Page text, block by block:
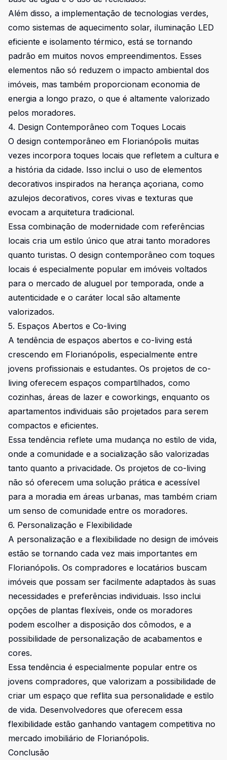
Além disso, a implementação de tecnologias verdes,
como sistemas de aquecimento solar, iluminação LED
eficiente e isolamento térmico, está se tornando
padrão em muitos novos empreendimentos. Esses
elementos não só reduzem o impacto ambiental dos
imóveis, mas também proporcionam economia de
energia a longo prazo, o que é altamente valorizado
pelos moradores.
4. Design Contemporâneo com Toques Locais
O design contemporâneo em Florianópolis muitas
vezes incorpora toques locais que refletem a cultura e
a história da cidade. Isso inclui o uso de elementos
decorativos inspirados na herança açoriana, como
azulejos decorativos, cores vivas e texturas que
evocam a arquitetura tradicional.
Essa combinação de modernidade com referências
locais cria um estilo único que atrai tanto moradores
quanto turistas. O design contemporâneo com toques
locais é especialmente popular em imóveis voltados
para o mercado de aluguel por temporada, onde a
autenticidade e o caráter local são altamente
valorizados.
5. Espaços Abertos e Co-living
A tendência de espaços abertos e co-living está
crescendo em Florianópolis, especialmente entre
jovens profissionais e estudantes. Os projetos de co-
living oferecem espaços compartilhados, como
cozinhas, áreas de lazer e coworkings, enquanto os
apartamentos individuais são projetados para serem
compactos e eficientes.
Essa tendência reflete uma mudança no estilo de vida,
onde a comunidade e a socialização são valorizadas
tanto quanto a privacidade. Os projetos de co-living
não só oferecem uma solução prática e acessível
para a moradia em áreas urbanas, mas também criam
um senso de comunidade entre os moradores.
6. Personalização e Flexibilidade
A personalização e a flexibilidade no design de imóveis
estão se tornando cada vez mais importantes em
Florianópolis. Os compradores e locatários buscam
imóveis que possam ser facilmente adaptados às suas
necessidades e preferências individuais. Isso inclui
opções de plantas flexíveis, onde os moradores
podem escolher a disposição dos cômodos, e a
possibilidade de personalização de acabamentos e
cores.
Essa tendência é especialmente popular entre os
jovens compradores, que valorizam a possibilidade de
criar um espaço que reflita sua personalidade e estilo
de vida. Desenvolvedores que oferecem essa
flexibilidade estão ganhando vantagem competitiva no
mercado imobiliário de Florianópolis.
Conclusão